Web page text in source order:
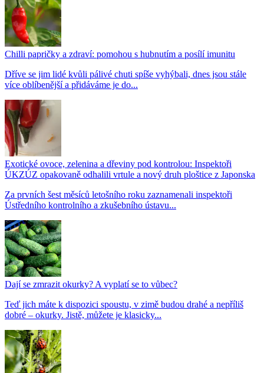
Chilli papričky a zdraví: pomohou s hubnutím a posílí imunitu
Dříve se jim lidé kvůli pálivé chuti spíše vyhýbali, dnes jsou stále
více oblíbenější a přidáváme je do...
Exotické ovoce, zelenina a dřeviny pod kontrolou: Inspektoři
ÚKZÚZ opakovaně odhalili vrtule a nový druh ploštice z Japonska
Za prvních šest měsíců letošního roku zaznamenali inspektoři
Ústředního kontrolního a zkušebního ústavu...
Dají se zmrazit okurky? A vyplatí se to vůbec?
Teď jich máte k dispozici spoustu, v zimě budou drahé a nepříliš
dobré – okurky. Jistě, můžete je klasicky...